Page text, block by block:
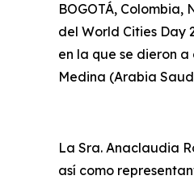
BOGOTÁ,
del World Cities Day
en la que se dieron
Medina (Arabia
La Sra. Anaclaudia
así como